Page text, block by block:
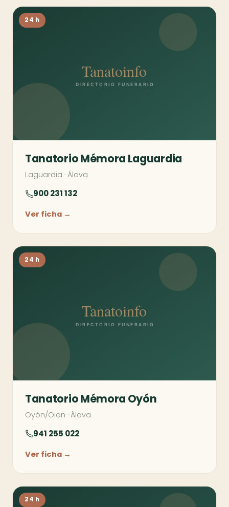
24 h
Tanatorio Mémora Laguardia
Laguardia · Álava
900 231 132
Ver ficha →
24 h
Tanatorio Mémora Oyón
Oyón/Oion · Álava
941 255 022
Ver ficha →
24 h